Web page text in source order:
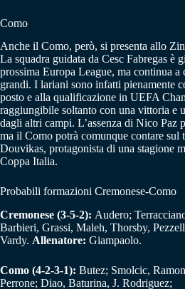
Como
Anche il Como, però, si presenta allo
La squadra guidata da Cesc Fabregas è
prossima Europa League, ma continua
grandi. I lariani sono infatti pienamente
posto e alla qualificazione in UEFA
raggiungibile soltanto con una vittoria e
dagli altri campi. L’assenza di Nico Paz
ma il Como potrà comunque contare sul
Douvikas, protagonista di una stagione
Coppa Italia.
Probabili formazioni Cremonese-Como
Cremonese (3-5-2): Audero;
Barbieri, Grassi, Maleh, Thorsby,
Vardy. Allenatore: Giampaolo.
Como (4-2-3-1): Butez; Smolcic,
Perrone; Diao, Baturina, J. Rodriguez;